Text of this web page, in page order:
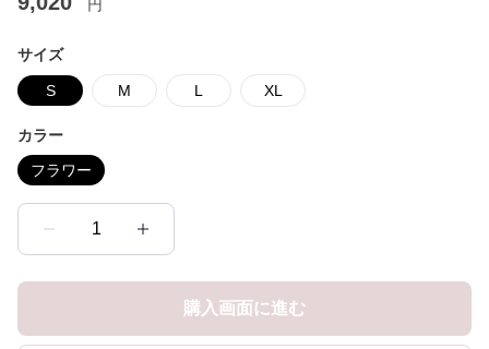
円
サイズ
S M L XL
カラー
フラワー
1
購入画面に進む